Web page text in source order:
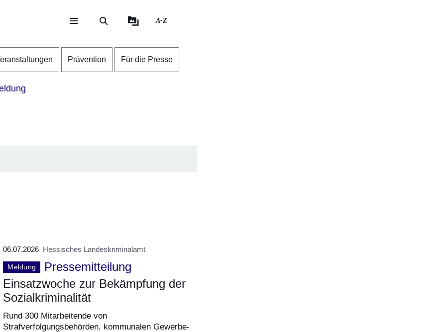
A-Z
Prävention Für die Presse
06.07.2026 Hessisches Landeskriminalamt
Meldung
Pressemitteilung
Einsatzwoche zur Bekämpfung der
Sozialkriminalität
Rund 300 Mitarbeitende von
Strafverfolgungsbehörden, kommunalen Gewerbe-